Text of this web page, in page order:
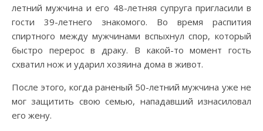
летний мужчина и его 48-летняя супруга пригласили в
гости 39-летнего знакомого. Во время распития
спиртного между мужчинами вспыхнул спор, который
быстро перерос в драку. В какой-то момент гость
схватил нож и ударил хозяина дома в живот.
После этого, когда раненый 50-летний мужчина уже не
мог защитить свою семью, нападавший изнасиловал
его жену.